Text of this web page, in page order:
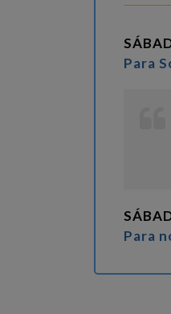
Para
Para